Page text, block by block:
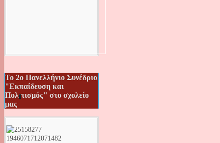
Το 2ο Πανελλήνιο Συνέδριο
"Εκπαίδευση και
Πολιτισμός" στο σχολείο
μας